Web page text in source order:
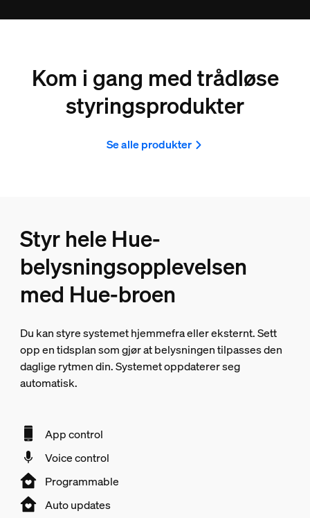
Kom i gang med trådløse
styringsprodukter
Se alle produkter
Styr hele Hue-
belysningsopplevelsen
med Hue-broen
Du kan styre systemet hjemmefra eller eksternt. Sett
opp en tidsplan som gjør at belysningen tilpasses den
daglige rytmen din. Systemet oppdaterer seg
automatisk.
App control
Voice control
Programmable
Auto updates